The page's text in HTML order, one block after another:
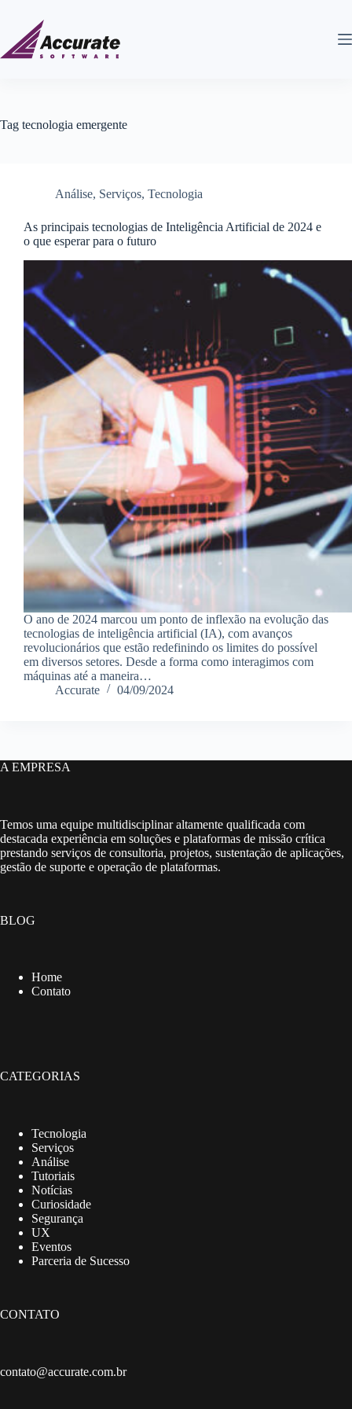
Tag tecnologia emergente
Análise, Serviços, Tecnologia
As principais tecnologias de Inteligência Artificial de 2024 e
o que esperar para o futuro
O ano de 2024 marcou um ponto de inflexão na evolução das
tecnologias de inteligência artificial (IA), com avanços
revolucionários que estão redefinindo os limites do possível
em diversos setores. Desde a forma como interagimos com
máquinas até a maneira…
Accurate
04/09/2024
A EMPRESA
Temos uma equipe multidisciplinar altamente qualificada com
destacada experiência em soluções e plataformas de missão crítica
prestando serviços de consultoria, projetos, sustentação de aplicações,
gestão de suporte e operação de plataformas.
BLOG
Home
Contato
CATEGORIAS
Tecnologia
Serviços
Análise
Tutoriais
Notícias
Curiosidade
Segurança
UX
Eventos
Parceria de Sucesso
CONTATO
contato@accurate.com.br